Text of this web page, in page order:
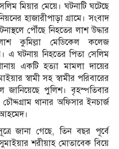
মিয়ার মেয়ে। ঘটনাটি ঘটেছে
হাজারীপাড়া গ্রামে। সংবাদ
পৌঁছে নিহতের লাশ উদ্ধার
কুমিল্লা মেডিকেল কলেজ
এ ঘটনায় নিহতের পিতা সেলিম
একটি হত্যা মামলা দায়ের
স্বামী সহ স্বামীর পরিবারের
পুলিশ। বৃহস্পতিবার
থানার অফিসার ইনচার্জ
জানা গেছে, তিন বছর পূর্বে
শরীয়াহ মোতাবেক বিয়ে